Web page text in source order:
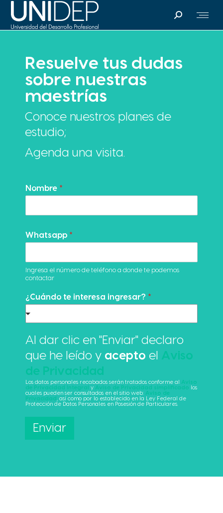
Search:
Resuelve tus dudas
sobre nuestras
maestrías
Conoce nuestros planes de
estudio;
Agenda una visita.
Nombre *
Whatsapp *
Ingresa el número de teléfono a donde te podemos
contactar
¿Cuándo te interesa ingresar? *
Al dar clic en "Enviar" declaro
que he leído y acepto el Aviso
de Privacidad
Los datos personales recabados serán tratados conforme al Aviso
de Privacidad Integral y Aviso de Privacidad simplificado
los
cuales pueden ser consultados en el sitio web: Aviso de
Privacidad
, así como por lo establecido en la Ley Federal de
Protección de Datos Personales en Posesión de Particulares.
Enviar